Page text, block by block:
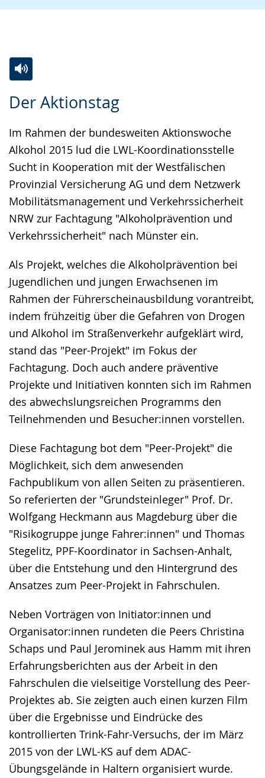
wird
Der Aktionstag
Im Rahmen der bundesweiten Aktionswoche
Alkohol 2015 lud die LWL-Koordinationsstelle
Sucht in Kooperation mit der Westfälischen
Provinzial Versicherung AG und dem Netzwerk
Mobilitätsmanagement und Verkehrssicherheit
NRW zur Fachtagung "Alkoholprävention und
Verkehrssicherheit" nach Münster ein.
Als Projekt, welches die Alkoholprävention bei
Jugendlichen und jungen Erwachsenen im
Rahmen der Führerscheinausbildung vorantreibt,
indem frühzeitig über die Gefahren von Drogen
und Alkohol im Straßenverkehr aufgeklärt wird,
stand das "Peer-Projekt" im Fokus der
Fachtagung. Doch auch andere präventive
Projekte und Initiativen konnten sich im Rahmen
des abwechslungsreichen Programms den
Teilnehmenden und Besucher:innen vorstellen.
Diese Fachtagung bot dem "Peer-Projekt" die
Möglichkeit, sich dem anwesenden
Fachpublikum von allen Seiten zu präsentieren.
So referierten der "Grundsteinleger" Prof. Dr.
Wolfgang Heckmann aus Magdeburg über die
"Risikogruppe junge Fahrer:innen" und Thomas
Stegelitz, PPF-Koordinator in Sachsen-Anhalt,
über die Entstehung und den Hintergrund des
Ansatzes zum Peer-Projekt in Fahrschulen.
Neben Vorträgen von Initiator:innen und
Organisator:innen rundeten die Peers Christina
Schaps und Paul Jerominek aus Hamm mit ihren
Erfahrungsberichten aus der Arbeit in den
Fahrschulen die vielseitige Vorstellung des Peer-
Projektes ab. Sie zeigten auch einen kurzen Film
über die Ergebnisse und Eindrücke des
kontrollierten Trink-Fahr-Versuchs, der im März
2015 von der LWL-KS auf dem ADAC-
Übungsgelände in Haltern organisiert wurde.
Leichten
wechseln.
Audio-
Video
Deutscher
Gebärdensprache
wird
angezeigt.